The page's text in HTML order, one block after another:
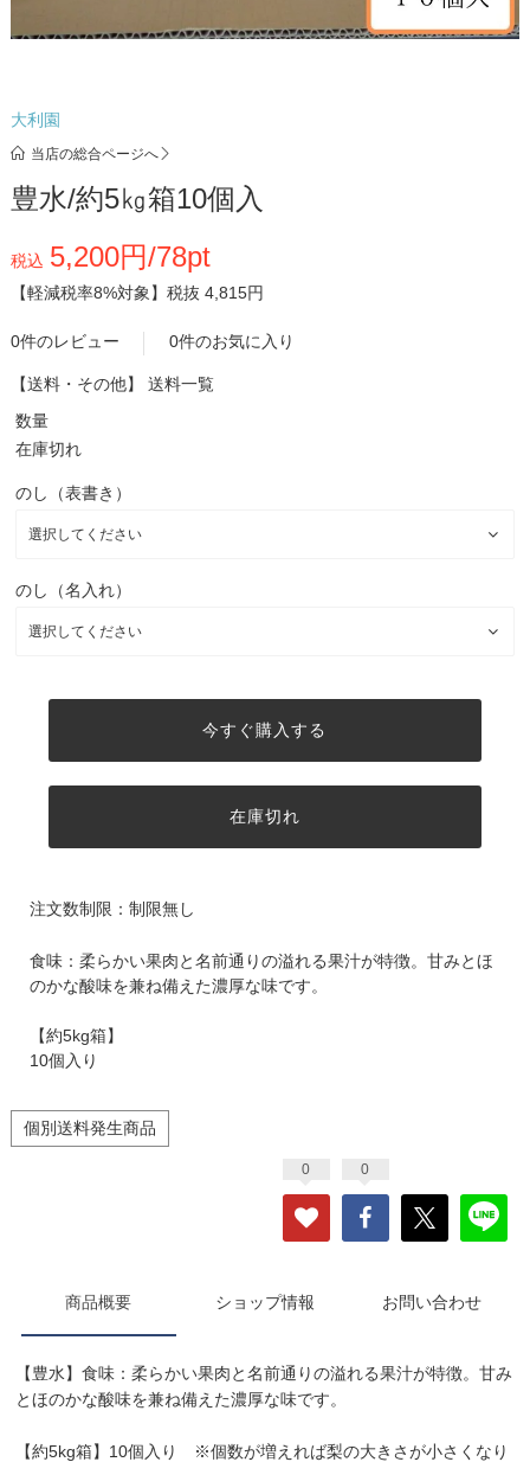
大利園
当店の総合ページへ
豊水/約5㎏箱10個入
税込 5,200円/78pt
【軽減税率8%対象】 税抜 4,815円
0件のレビュー 0件のお気に入り
【送料・その他】 送料一覧
数量
在庫切れ
のし（表書き）
のし（名入れ）
今すぐ購入する
在庫切れ
注文数制限：制限無し
食味：柔らかい果肉と名前通りの溢れる果汁が特徴。甘みとほ
のかな酸味を兼ね備えた濃厚な味です。
【約5kg箱】
10個入り
個別送料発生商品
0 0
商品概要 ショップ情報 お問い合わせ
【豊水】食味：柔らかい果肉と名前通りの溢れる果汁が特徴。甘み
とほのかな酸味を兼ね備えた濃厚な味です。
【約5kg箱】10個入り ※個数が増えれば梨の大きさが小さくなり